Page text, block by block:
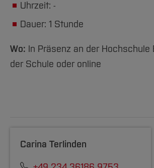
Arbeiten im FB G
Forschung und Projekte
International
Studiengänge
Studieninteressierte
Aktuelles
Studium
Forschung und Entwicklung
Amtliche Bekanntmachungen
Notfall-Infos
Familiengerechte Hochschule
Gleichstellung
Vertretungen
Hochschulbibliothek
Hochschulkommunikation
International Office
Medienzentrum
Uhrzeit: -
Dauer: 1 Stunde
Wo: In Präsenz an der Hochschule
der Schule oder online
Carina Terlinden